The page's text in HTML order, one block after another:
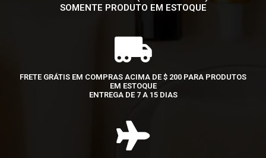
SOMENTE PRODUTO EM ESTOQUE
FRETE GRÁTIS EM COMPRAS ACIMA DE $ 200 PARA PRODUTOS
EM ESTOQUE
ENTREGA DE 7 A 15 DIAS